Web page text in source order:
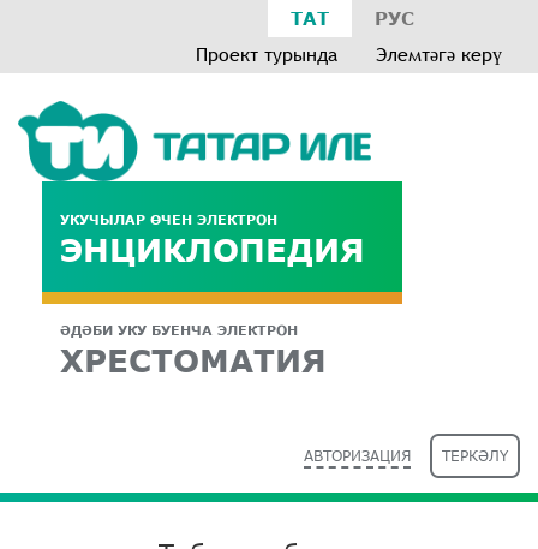
ТАТ РУС
Проект турында Элемтәгә керү
УКУЧЫЛАР ӨЧЕН ЭЛЕКТРОН
ЭНЦИКЛОПЕДИЯ
ӘДӘБИ УКУ БУЕНЧА ЭЛЕКТРОН
ХРЕСТОМАТИЯ
АВТОРИЗАЦИЯ ТЕРКӘЛҮ